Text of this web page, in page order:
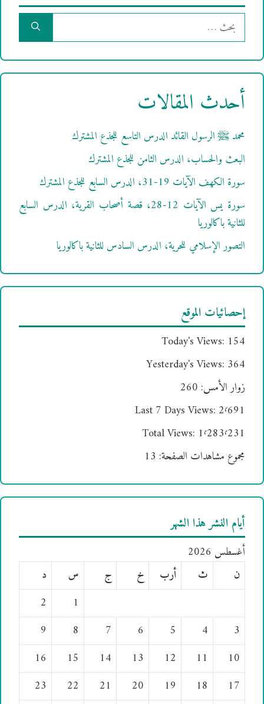
البحث
عن:
أحدث المقالات
محمد ﷺ الرسول القائد الدرس التاسع للجذع المشترك
البعث والحساب، الدرس الثامن للجذع المشترك
سورة الكهف الآيات 19-31، الدرس السابع للجذع المشترك
سورة يس الآيات 12-28، قصة أصحاب القرية، الدرس السابع
للثانية باكالوريا
التصور الإسلامي للحرية، الدرس السادس للثانية باكالوريا
إحصائيات الموقع
Today's Views: 154
Yesterday's Views: 364
زوار الأمس: 260
Last 7 Days Views: 2٬691
Total Views: 1٬283٬231
مجموع مشاهدات الصفحة: 13
أيام النشر هذا الشهر
أغسطس 2026
ن
ث أرب خ ج س
د
1
2
3
4
5
6
7
8
9
10
11
12
13
14
15
16
17
18
19
20
21
22
23